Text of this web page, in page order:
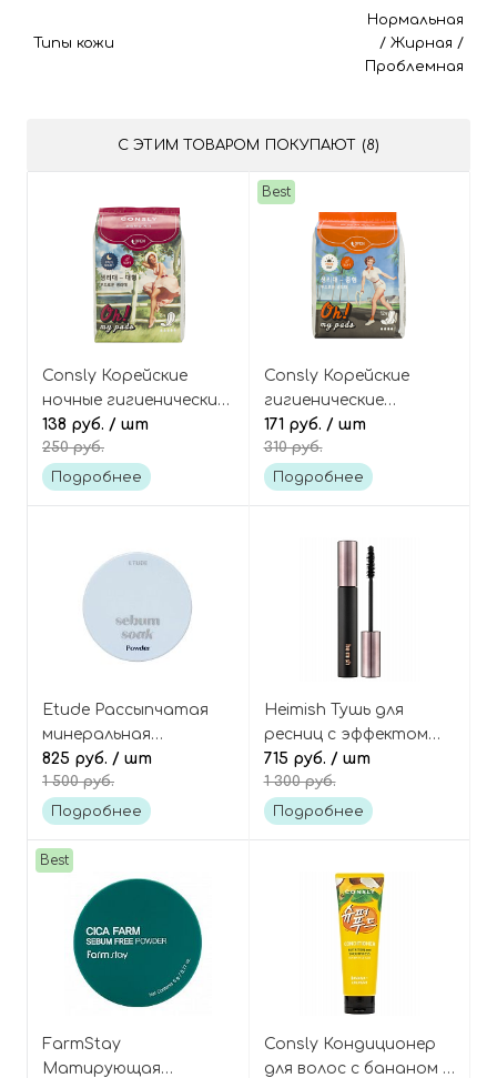
Типы кожи
Нормальная
/ Жирная /
Проблемная
С ЭТИМ ТОВАРОМ ПОКУПАЮТ (8)
Consly Корейские
ночные гигиенические
прокладки 5 капель, 8
шт, Oh! My Pads At
Night
138 руб. / шт
250 руб.
Подробнее
Best
Consly Корейские
гигиенические
прокладки
классические 4 капли,
12 шт, Oh! My pads in
171 руб. / шт
310 руб.
Подробнее
Etude Рассыпчатая
минеральная
матирующая пудра,
оттенок:
Прозрачный, Sebum
825 руб. / шт
1 500 руб.
Подробнее
Heimish Тушь для
ресниц с эффектом
объёма чёрная, Dailism
Smudge Stop Mascara
Volume
715 руб. / шт
1 300 руб.
Подробнее
Best
FarmStay
Матирующая
Consly Кондиционер
для волос с бананом и